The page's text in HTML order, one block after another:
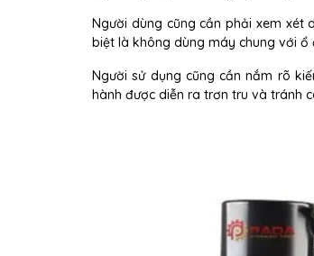
Người dùng cũng cần phải xem
biệt là không dùng máy chung với ổ
Người sử dụng cũng cần nắm rõ
hành được diễn ra trơn tru và tránh